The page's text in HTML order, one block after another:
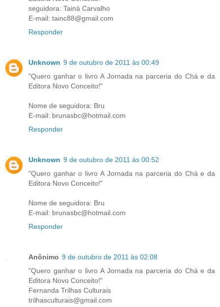
seguidora: Tainá Carvalho
E-mail: tainc88@gmail.com
Responder
Unknown 9 de outubro de 2011 às 00:49
"Quero ganhar o livro A Jornada na parceria do Chá e da
Editora Novo Conceito!"
Nome de seguidora: Bru
E-mail: brunasbc@hotmail.com
Responder
Unknown 9 de outubro de 2011 às 00:52
"Quero ganhar o livro A Jornada na parceria do Chá e da
Editora Novo Conceito!"
Nome de seguidora: Bru
E-mail: brunasbc@hotmail.com
Responder
Anônimo 9 de outubro de 2011 às 02:08
"Quero ganhar o livro A Jornada na parceria do Chá e da
Editora Novo Conceito!"
Fernanda Trilhas Culturais
trilhasculturais@gmail.com